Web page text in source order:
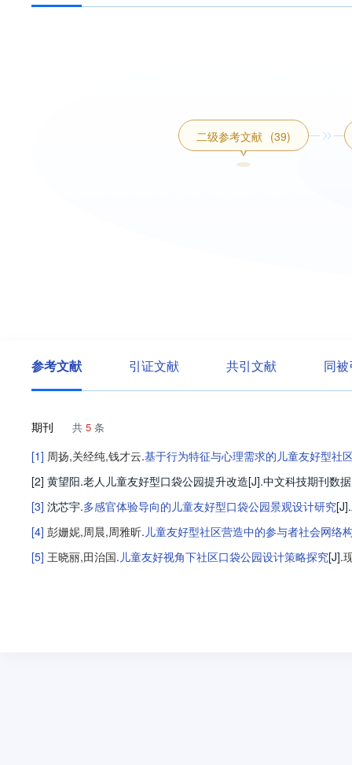
二级参考文献 (39)
参考文献 引证文献 共引文献 同
期刊 共 5 条
[1] 周扬,关经纯,钱才云.基于行为特征与心理需求的儿童友好型社
[2] 黄望阳.老人儿童友好型口袋公园提升改造[J].中文科技期刊数
[3] 沈芯宇.多感官体验导向的儿童友好型口袋公园景观设计研究[J].
[4] 彭姗妮,周晨,周雅昕.儿童友好型社区营造中的参与者社会网
[5] 王晓丽,田治国.儿童友好视角下社区口袋公园设计策略探究[J].